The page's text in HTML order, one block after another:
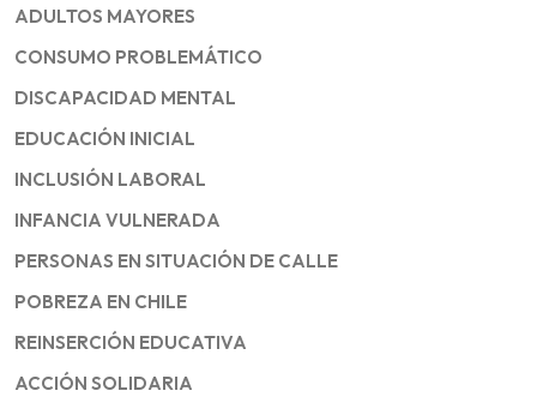
ADULTOS MAYORES
CONSUMO PROBLEMÁTICO
DISCAPACIDAD MENTAL
EDUCACIÓN INICIAL
INCLUSIÓN LABORAL
INFANCIA VULNERADA
PERSONAS EN SITUACIÓN DE CALLE
POBREZA EN CHILE
REINSERCIÓN EDUCATIVA
ACCIÓN SOLIDARIA